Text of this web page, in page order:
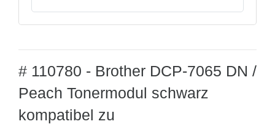
# 110780 - Brother DCP-7065 DN /
Peach Tonermodul schwarz
kompatibel zu